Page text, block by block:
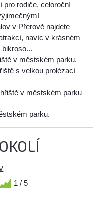
pro rodiče, celoroční
v Přerově najdete
navíc v krásném
bikroso...
v městském parku.
s velkou prolézací
v městském parku
parku.
1 / 5